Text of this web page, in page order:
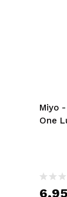
Miyo
One